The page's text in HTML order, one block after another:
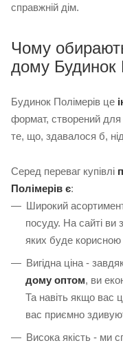
справжній дім.
Чому
дому Будинок
Будинок Полімерів це
формат, створений для
те, що, здавалося б,
Серед переваг купівлі
Полімерів є:
Широкий
посуду. На сайті ви
яких буде
Вигідна ціна -
дому оптом, ви
Та навіть якщо вас
вас приємно
Висока якість - ми